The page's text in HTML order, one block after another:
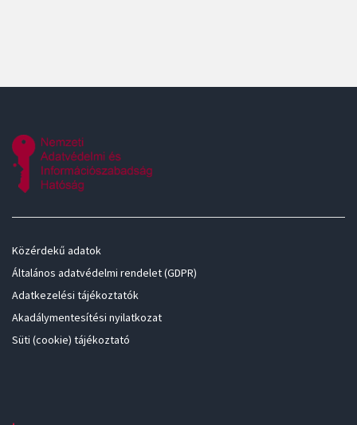
Közérdekű adatok
Általános adatvédelmi rendelet (GDPR)
Adatkezelési tájékoztatók
Akadálymentesítési nyilatkozat
Süti (cookie) tájékoztató